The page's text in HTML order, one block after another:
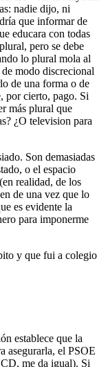
nadie dijo, ni
que informar de
educara con todas
pero se debe
lo plural mola al
modo discrecional
de una forma o de
por cierto, pago. Si
más plural que
¿O television para
Son demasiadas
o el espacio
realidad, de los
de una vez que lo
es evidente la
para imponerme
y que fui a colegio
establece que la
asegurarla, el PSOE
me da igual). Si